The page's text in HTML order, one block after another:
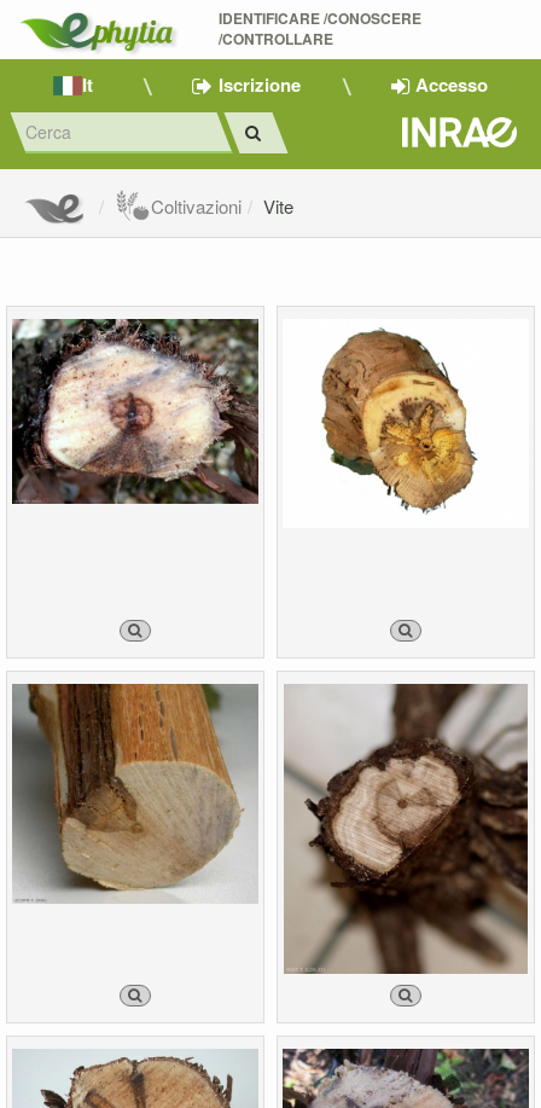
IDENTIFICARE /CONOSCERE
/CONTROLLARE
It Iscrizione Accesso
Coltivazioni Vite